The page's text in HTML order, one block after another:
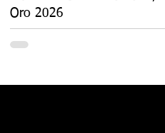
Oro 2026